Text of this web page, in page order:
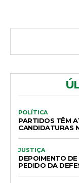
POLÍTICA
PARTIDOS TÊM
CANDIDATURAS
JUSTIÇA
DEPOIMENTO
PEDIDO DA